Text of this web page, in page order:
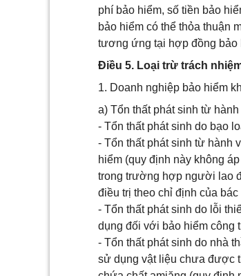
phí bảo hiểm, số tiền bảo
bảo hiểm có thể thỏa thuận
tương ứng tại hợp đồng bảo
Điều 5. Loại trừ trách
1. Doanh nghiệp bảo hiểm
a) Tổn thất phát sinh từ
- Tổn thất phát sinh do bạo
- Tổn thất phát sinh từ hành
hiểm (quy định này không
trong trường hợp người lao
điều trị theo chỉ định của bác
- Tổn thất phát sinh do lỗi
dụng đối với bảo hiểm công
- Tổn thất phát sinh do nhà
sử dụng vật liệu chưa được